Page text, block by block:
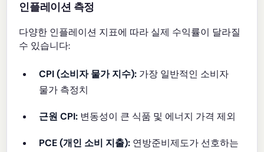
인플레이션 측정
다양한 인플레이션 지표에 따라 실제 수익률이 달라질
수 있습니다:
CPI (소비자 물가 지수): 가장 일반적인 소비자
물가 측정치
근원 CPI: 변동성이 큰 식품 및 에너지 가격 제외
PCE (개인 소비 지출): 연방준비제도가 선호하는